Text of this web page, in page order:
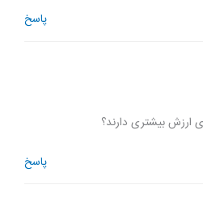
پاسخ
ارزش بیشتری دارند؟
پاسخ